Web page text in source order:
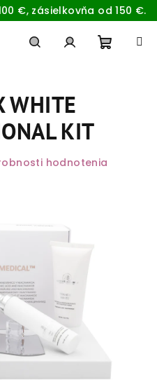
€, zásielkovňa od 150 €.
WHITE
KIT
hodnotenia